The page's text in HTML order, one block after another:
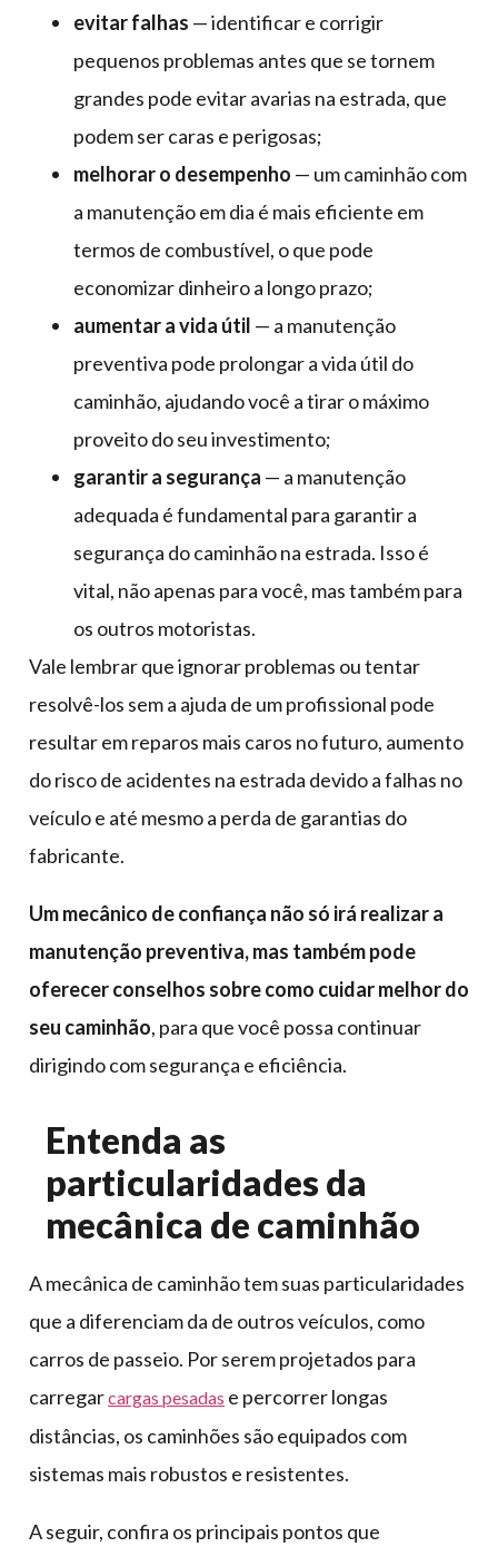
evitar falhas — identificar e corrigir
pequenos problemas antes que se tornem
grandes pode evitar avarias na estrada, que
podem ser caras e perigosas;
melhorar o desempenho — um caminhão com
a manutenção em dia é mais eficiente em
termos de combustível, o que pode
economizar dinheiro a longo prazo;
aumentar a vida útil — a manutenção
preventiva pode prolongar a vida útil do
caminhão, ajudando você a tirar o máximo
proveito do seu investimento;
garantir a segurança — a manutenção
adequada é fundamental para garantir a
segurança do caminhão na estrada. Isso é
vital, não apenas para você, mas também para
os outros motoristas.
Vale lembrar que ignorar problemas ou tentar
resolvê-los sem a ajuda de um profissional pode
resultar em reparos mais caros no futuro, aumento
do risco de acidentes na estrada devido a falhas no
veículo e até mesmo a perda de garantias do
fabricante.
Um mecânico de confiança não só irá realizar a
manutenção preventiva, mas também pode
oferecer conselhos sobre como cuidar melhor do
seu caminhão, para que você possa continuar
dirigindo com segurança e eficiência.
Entenda as
particularidades da
mecânica de caminhão
A mecânica de caminhão tem suas particularidades
que a diferenciam da de outros veículos, como
carros de passeio. Por serem projetados para
carregarcargas pesadas e percorrer longas
distâncias, os caminhões são equipados com
sistemas mais robustos e resistentes.
A seguir, confira os principais pontos que